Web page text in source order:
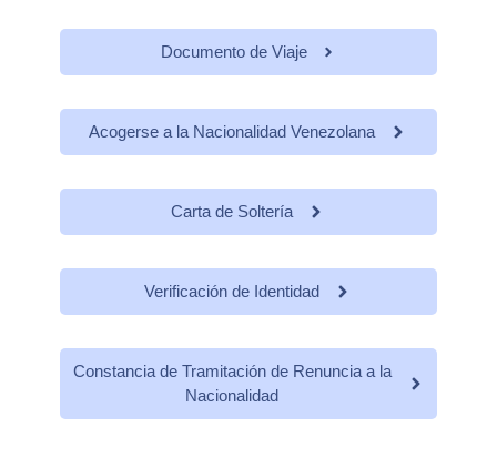
Documento de Viaje
Acogerse a la Nacionalidad Venezolana
Carta de Soltería
Verificación de Identidad
Constancia de Tramitación de Renuncia a la
Nacionalidad